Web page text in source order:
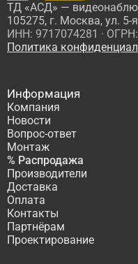
ТД «АСД» —
105275, г. Москва, ул.
ИНН: 9717074281 ·
Политика
Информация
Компания
Новости
Вопрос-ответ
Монтаж
% Распродажа
Производители
Доставка
Оплата
Контакты
Партнёрам
Проектирование